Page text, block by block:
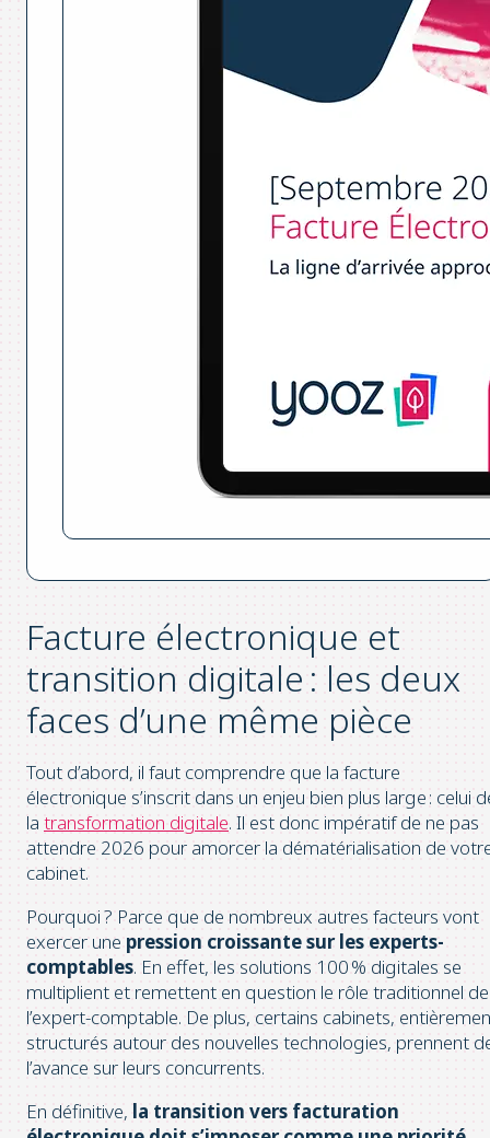
Facture électronique et
transition digitale : les deux
faces d’une même pièce
Tout d’abord, il faut comprendre que la facture
électronique s’inscrit dans un enjeu bien plus large : celui
la transformation digitale. Il est donc impératif de ne pas
attendre 2026 pour amorcer la dématérialisation de
cabinet.
Pourquoi ? Parce que de nombreux autres facteurs vont
exercer une pression croissante sur les experts-
comptables. En effet, les solutions 100 % digitales se
multiplient et remettent en question le rôle traditionnel de
l’expert-comptable. De plus, certains cabinets,
structurés autour des nouvelles technologies, prennent
l’avance sur leurs concurrents.
En définitive, la transition vers facturation